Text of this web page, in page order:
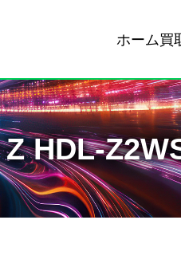
ホーム買
HDL-